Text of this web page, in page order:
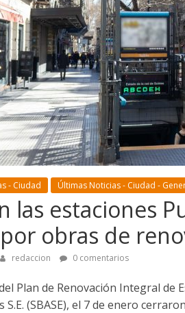
- Ciudad Últimas Noticias - Ciudad -
las estaciones
obras de
redaccion 0 comentarios
Plan de Renovación Integral
S.E. (SBASE), el 7 de enero